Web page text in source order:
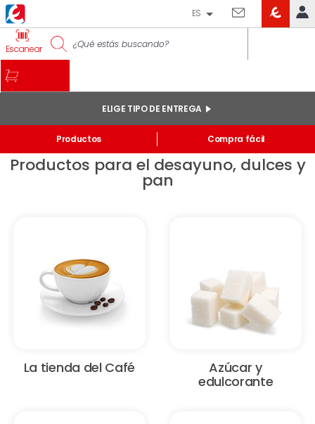
IDENTIFÍCATE
Pedidos online
Mis productos comprados en tienda y online
Listas
ES
Escanear
Productos
ELIGE TIPO DE ENTREGA
Compra fácil
Productos para el desayuno, dulces y
pan
La tienda del Café
Azúcar y
edulcorante